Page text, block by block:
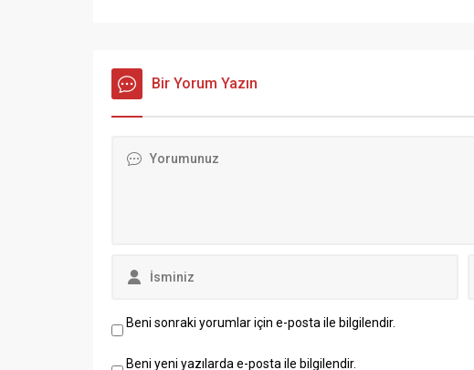
Bir Yorum Yazın
Beni sonraki yorumlar için e-posta ile bilgilendir.
Beni yeni yazılarda e-posta ile bilgilendir.